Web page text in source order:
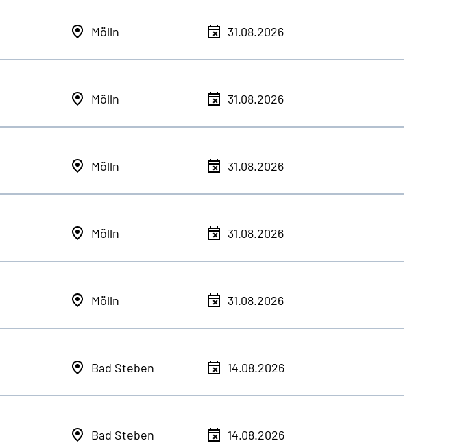
Mölln 31.08.2026
Mölln 31.08.2026
Mölln 31.08.2026
Mölln 31.08.2026
Mölln 31.08.2026
Bad Steben 14.08.2026
Bad Steben 14.08.2026